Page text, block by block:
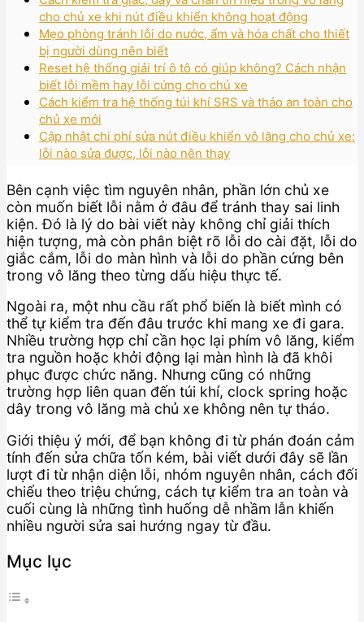
cho chủ xe khi nút điều khiển không hoạt động
Mẹo phòng tránh lỗi do nước, ẩm và hóa chất cho thiết
bị người dùng nên biết
Reset hệ thống giải trí ô tô có giúp không? Cách nhận
biết lỗi mềm hay lỗi cứng cho chủ xe
Cách kiểm tra hệ thống túi khí SRS và tháo an toàn cho
chủ xe mới
Cập nhật chi phí sửa nút điều khiển vô lăng cho chủ xe:
lỗi nào sửa được, lỗi nào nên thay
Bên cạnh việc tìm nguyên nhân, phần lớn chủ xe
còn muốn biết lỗi nằm ở đâu để tránh thay sai linh
kiện. Đó là lý do bài viết này không chỉ giải thích
hiện tượng, mà còn phân biệt rõ lỗi do cài đặt, lỗi do
giắc cắm, lỗi do màn hình và lỗi do phần cứng bên
trong vô lăng theo từng dấu hiệu thực tế.
Ngoài ra, một nhu cầu rất phổ biến là biết mình có
thể tự kiểm tra đến đâu trước khi mang xe đi gara.
Nhiều trường hợp chỉ cần học lại phím vô lăng, kiểm
tra nguồn hoặc khởi động lại màn hình là đã khôi
phục được chức năng. Nhưng cũng có những
trường hợp liên quan đến túi khí, clock spring hoặc
dây trong vô lăng mà chủ xe không nên tự tháo.
Giới thiệu ý mới, để bạn không đi từ phán đoán cảm
tính đến sửa chữa tốn kém, bài viết dưới đây sẽ lần
lượt đi từ nhận diện lỗi, nhóm nguyên nhân, cách đối
chiếu theo triệu chứng, cách tự kiểm tra an toàn và
cuối cùng là những tình huống dễ nhầm lẫn khiến
nhiều người sửa sai hướng ngay từ đầu.
Mục lục